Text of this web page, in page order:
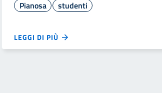
Pianosa
studenti
LEGGI DI PIÙ